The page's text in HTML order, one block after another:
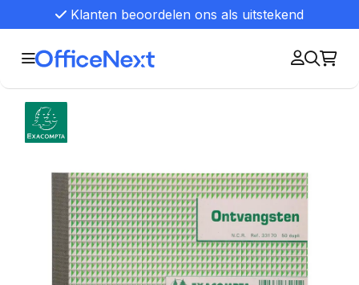
Klanten beoordelen ons als uitstekend